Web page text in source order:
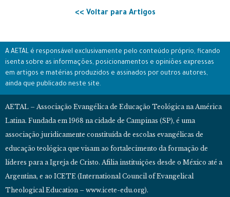
<< Voltar para Artigos
A AETAL é responsável exclusivamente pelo conteúdo próprio, ficando
isenta sobre as informações, posicionamentos e opiniões expressas
em artigos e matérias produzidos e assinados por outros autores,
ainda que publicado neste site.
AETAL – Associação Evangélica de Educação Teológica na América
Latina. Fundada em 1968 na cidade de Campinas (SP), é uma
associação juridicamente constituída de escolas evangélicas de
educação teológica que visam ao fortalecimento da formação de
líderes para a Igreja de Cristo. Afilia instituições desde o México até a
Argentina, e ao ICETE (International Council of Evangelical
Theological Education – www.icete-edu.org).